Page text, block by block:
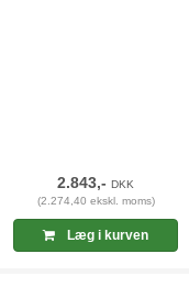
2.843,-DKK
(2.274,40 ekskl. moms)
Læg i kurven